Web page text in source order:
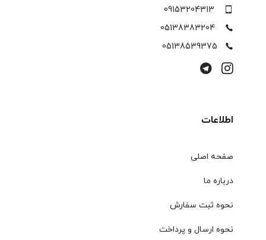
09153204313
05138383204
05138539375
اطلاعات
صفحه اصلی
درباره ما
نحوه ثبت سفارش
نحوه ارسال و پرداخت